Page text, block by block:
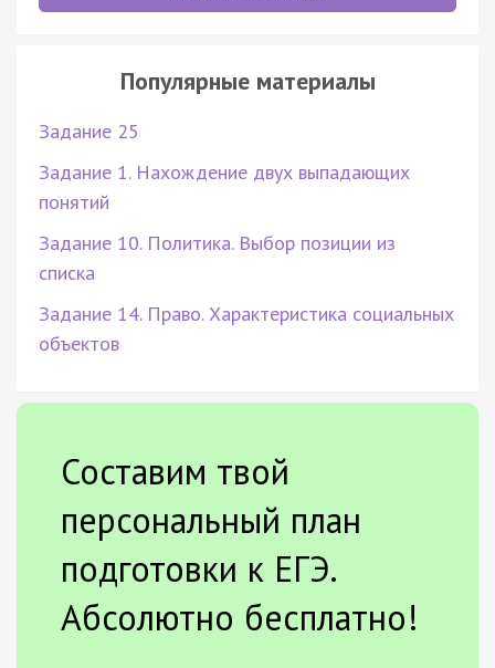
Популярные материалы
Задание 25
Задание 1. Нахождение двух выпадающих
понятий
Задание 10. Политика. Выбор позиции из
списка
Задание 14. Право. Характеристика социальных
объектов
Составим твой
персональный план
подготовки к ЕГЭ.
Абсолютно бесплатно!